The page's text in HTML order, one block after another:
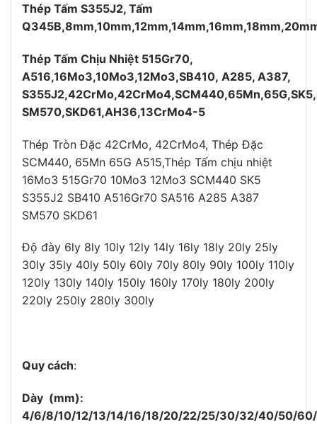
Thép Tấm S355J2, Tấm
Thép Tấm Chịu Nhiệt 515Gr70,
A516,16Mo3,10Mo3,12Mo3,SB410, A285, A387,
SM570,SKD61,AH36,13CrMo4-5
Thép Tròn Đặc 42CrMo, 42CrMo4, Thép Đặc
SCM440, 65Mn 65G A515,Thép Tấm chịu nhiệt
16Mo3 515Gr70 10Mo3 12Mo3 SCM440 SK5
S355J2 SB410 A516Gr70 SA516 A285 A387
SM570 SKD61
Độ đày 6ly 8ly 10ly 12ly 14ly 16ly 18ly 20ly 25ly
30ly 35ly 40ly 50ly 60ly 70ly 80ly 90ly 100ly 110ly
120ly 130ly 140ly 150ly 160ly 170ly 180ly 200ly
220ly 250ly 280ly 300ly
Quy cách:
Dày (mm):
4/6/8/10/12/13/14/16/18/20/22/25/30/32/40/50/